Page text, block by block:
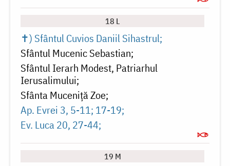
18 L
✝) Sfântul Cuvios Daniil Sihastrul
Sfântul Mucenic Sebastian
Sfântul Ierarh Modest, Patriarhul
Ierusalimului
Sfânta Muceniță Zoe
Ap. Evrei 3, 5-11; 17-19
Ev. Luca 20, 27-44
19 M